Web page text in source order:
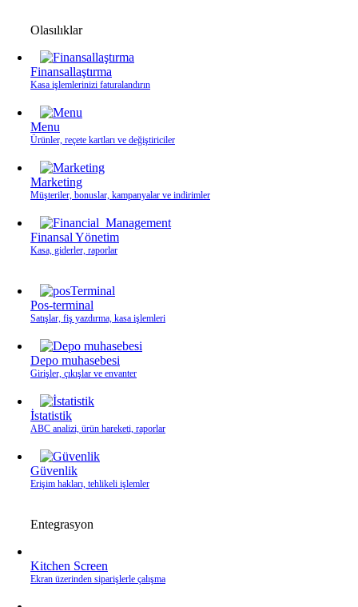
Olasılıklar
Finansallaştırma
Kasa işlemlerinizi faturalandırın
Menu
Ürünler, reçete kartları ve değiştiriciler
Marketing
Müşteriler, bonuslar, kampanyalar ve indirimler
Finansal Yönetim
Kasa, giderler, raporlar
Pos-terminal
Satışlar, fiş yazdırma, kasa işlemleri
Depo muhasebesi
Girişler, çıkışlar ve envanter
İstatistik
ABC analizi, ürün hareketi, raporlar
Güvenlik
Erişim hakları, tehlikeli işlemler
Entegrasyon
Kitchen Screen
Ekran üzerinden siparişlerle çalışma